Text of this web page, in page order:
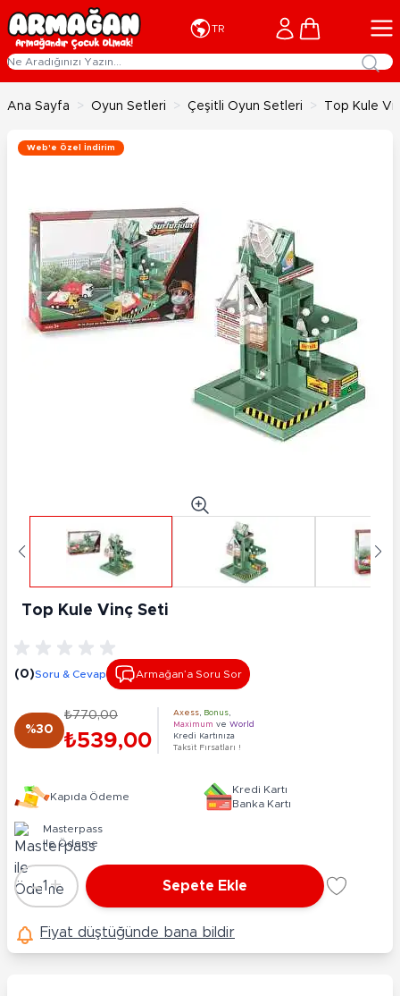
İçeriğe geç
TR Cart
Ana Sayfa > Oyun Setleri > Çeşitli Oyun Setleri > Top Kule
Web'e Özel İndirim
Top Kule Vinç Seti
(0)Soru & Cevap Armağan’a Soru Sor
%30
₺770,00
₺539,00
Axess Bonus
Maximum ve World
Kredi Kartınıza
Taksit Fırsatları !
Kapıda Ödeme
Kredi Kartı
Banka Kartı
Masterpass
ile Ödeme
Adet
-1 + Sepete Ekle
Fiyat düştüğünde bana bildir